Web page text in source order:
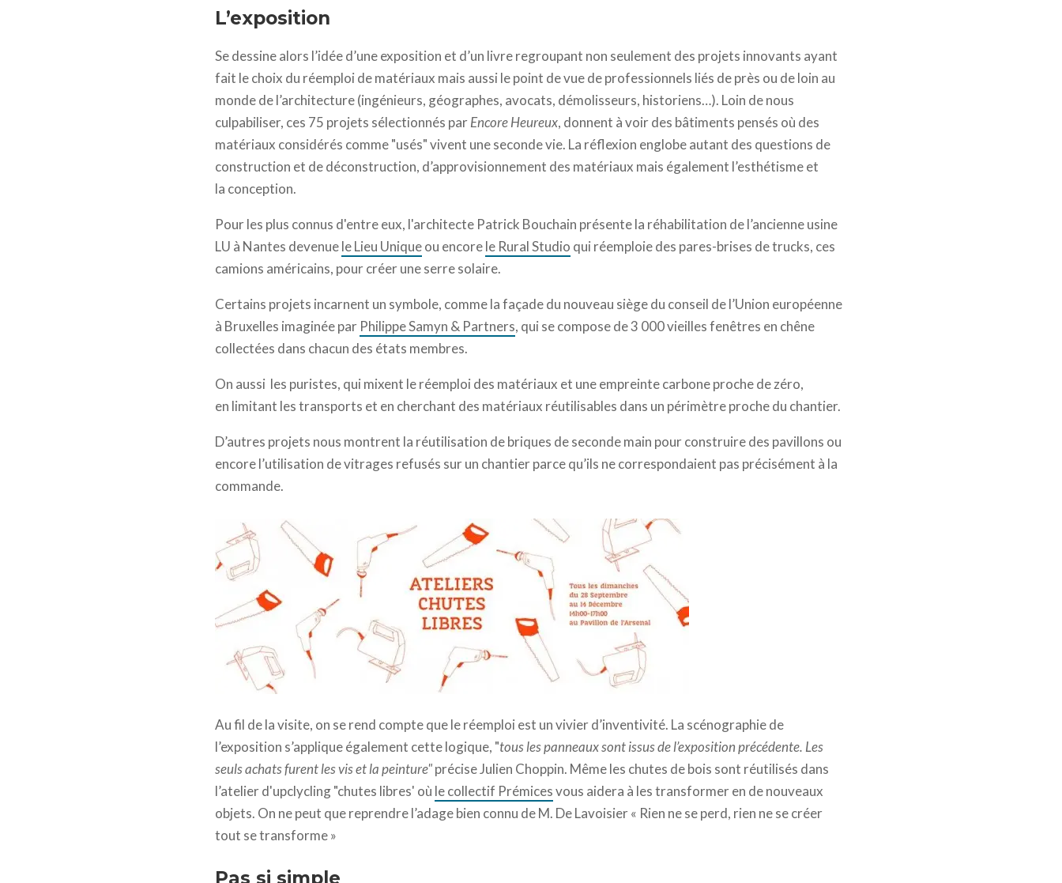
L’exposition
Se dessine alors l’idée d’une exposition et d’un livre regroupant non seulement des projets innovants ayant
fait le choix du réemploi de matériaux mais aussi le point de vue de professionnels liés de près ou de loin au
monde de l’architecture (ingénieurs, géographes, avocats, démolisseurs, historiens…). Loin de nous
culpabiliser, ces 75 projets sélectionnés parEncore Heureux, donnent à voir des bâtiments pensés où des
matériaux considérés comme "usés" vivent une seconde vie. La réflexion englobe autant des questions de
construction et de déconstruction, d’approvisionnement des matériaux mais également l’esthétisme et
la conception.
Pour les plus connus d'entre eux, l'architecte Patrick Bouchain présente la réhabilitation de l’ancienne usine
LU à Nantes devenuele Lieu Uniqueou encorele Rural Studio qui réemploie des pares-brises de trucks, ces
camions américains, pour créer une serre solaire.
Certains projets incarnent un symbole, comme la façade du nouveau siège du conseil de l’Union européenne
à Bruxelles imaginée par Philippe Samyn & Partners, qui se compose de 3 000 vieilles fenêtres en chêne
collectées dans chacun des états membres.
On aussi les puristes, qui mixent le réemploi des matériaux et une empreinte carbone proche de zéro,
en limitant les transports et en cherchant des matériaux réutilisables dans un périmètre proche du chantier.
D’autres projets nous montrent la réutilisation de briques de seconde main pour construire des pavillons ou
encore l’utilisation de vitrages refusés sur un chantier parce qu’ils ne correspondaient pas précisément à la
commande.
Au fil de la visite, on se rend compte que le réemploi est un vivier d’inventivité. La scénographie de
l’exposition s’applique également cette logique, "tous les panneaux sont issus de l’exposition précédente. Les
seuls achats furent les vis et la peinture"précise Julien Choppin. Même les chutes de bois sont réutilisés dans
l’atelier d'upclycling "chutes libres' où le collectif Prémicesvous aidera à les transformer en de nouveaux
objets. On ne peut que reprendre l’adage bien connu de M. De Lavoisier « Rien ne se perd, rien ne se créer
tout se transforme »
Pas si simple